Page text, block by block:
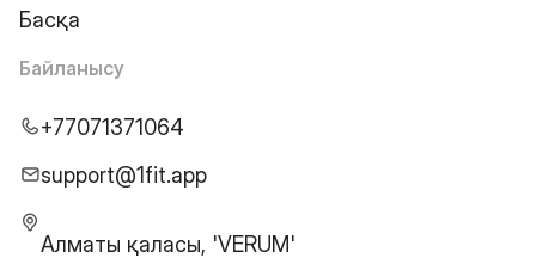
Басқа
Байланысу
+77071371064
support@1fit.app
Алматы қаласы, 'VERUM'